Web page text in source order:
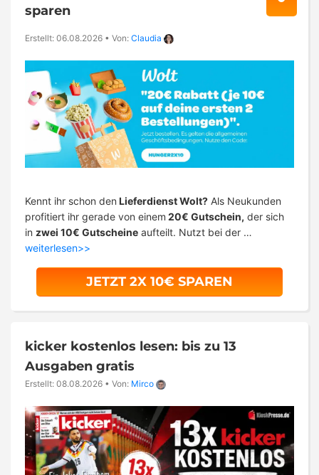
sparen
Erstellt: 06.08.2026 • Von: Claudia
Kennt ihr schon den Lieferdienst Wolt? Als Neukunden
profitiert ihr gerade von einem 20€ Gutschein, der sich
in zwei 10€ Gutscheine aufteilt. Nutzt bei der …
weiterlesen>>
JETZT 2X 10€ SPAREN
kicker kostenlos lesen: bis zu 13
Ausgaben gratis
Erstellt: 08.08.2026 • Von: Mirco